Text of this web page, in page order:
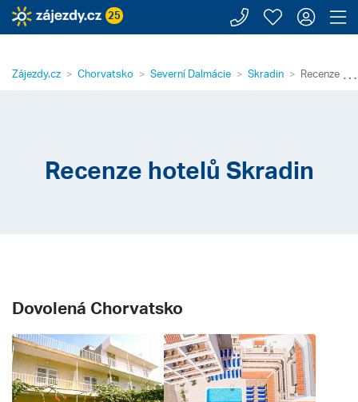
25 Zavolejte
Moje
⋯
Zájezdy.cz Chorvatsko Severní Dalmácie Skradin Recenze
Recenze hotelů Skradin
Dovolená Chorvatsko